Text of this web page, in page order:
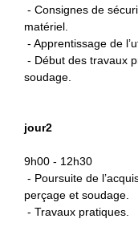
- Consignes de
matériel.
- Apprentissage de
- Début des travaux
soudage
jour2
9h00 - 12h30
- Poursuite de
perçage et soudage
- Travaux pratiques